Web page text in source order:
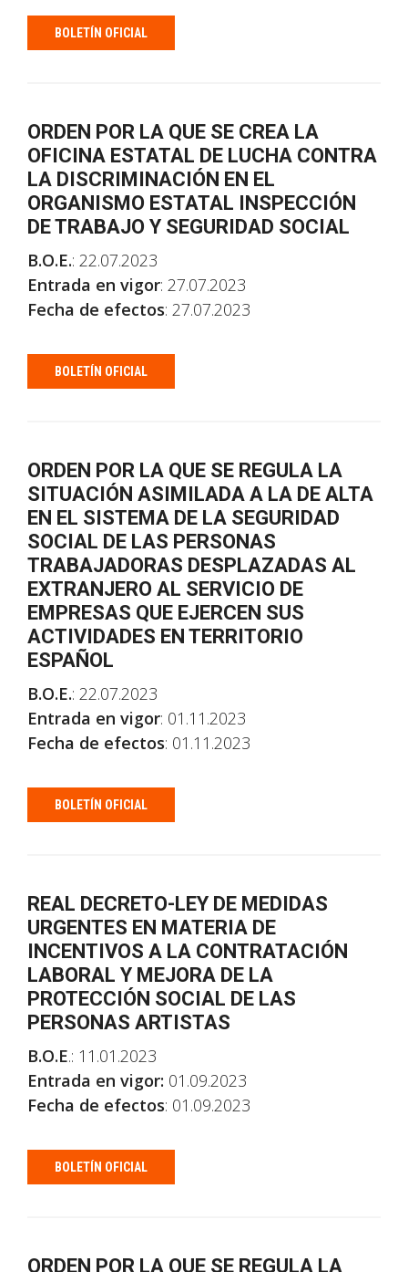
BOLETÍN OFICIAL
ORDEN POR LA QUE SE CREA LA
OFICINA ESTATAL DE LUCHA CONTRA
LA DISCRIMINACIÓN EN EL
ORGANISMO ESTATAL INSPECCIÓN
DE TRABAJO Y SEGURIDAD SOCIAL
B.O.E.: 22.07.2023
Entrada en vigor: 27.07.2023
Fecha de efectos: 27.07.2023
BOLETÍN OFICIAL
ORDEN POR LA QUE SE REGULA LA
SITUACIÓN ASIMILADA A LA DE ALTA
EN EL SISTEMA DE LA SEGURIDAD
SOCIAL DE LAS PERSONAS
TRABAJADORAS DESPLAZADAS AL
EXTRANJERO AL SERVICIO DE
EMPRESAS QUE EJERCEN SUS
ACTIVIDADES EN TERRITORIO
ESPAÑOL
B.O.E.: 22.07.2023
Entrada en vigor: 01.11.2023
Fecha de efectos: 01.11.2023
BOLETÍN OFICIAL
REAL DECRETO-LEY DE MEDIDAS
URGENTES EN MATERIA DE
INCENTIVOS A LA CONTRATACIÓN
LABORAL Y MEJORA DE LA
PROTECCIÓN SOCIAL DE LAS
PERSONAS ARTISTAS
B.O.E.: 11.01.2023
Entrada en vigor: 01.09.2023
Fecha de efectos: 01.09.2023
BOLETÍN OFICIAL
ORDEN POR LA QUE SE REGULA LA